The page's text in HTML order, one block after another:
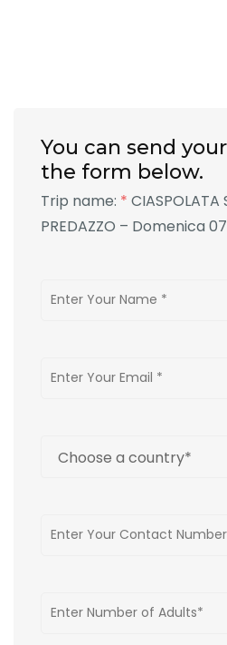
You can send
the form below.
Trip name: * CIASPOLATA
PREDAZZO – Domenica